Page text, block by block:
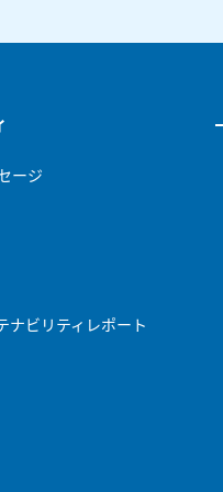
ージ
ナビリティレポート